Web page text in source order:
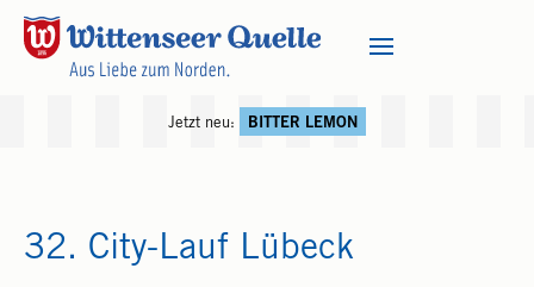
Jetzt neu: BITTER LEMON
32. City-Lauf Lübeck